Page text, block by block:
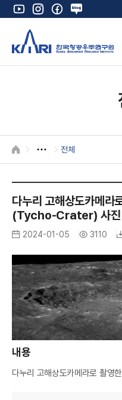
유
튜
인
스
타
그
램
페
이
북
네
이
블
로
K
A
HOME 전체
A
R
I
I
M
A
G
E
다누리 고해상도카메라
(Tycho-Crater) 사진
2024-01-05 3110
내용
다누리 고해상도카메라로 촬